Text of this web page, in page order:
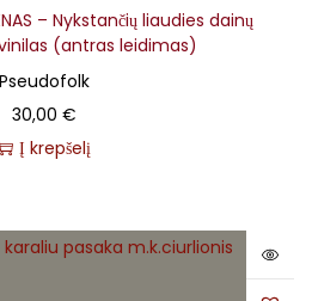
– Nykstančių liaudies dainų
(antras leidimas)
Pseudofolk
30,00 €
Į krepšelį